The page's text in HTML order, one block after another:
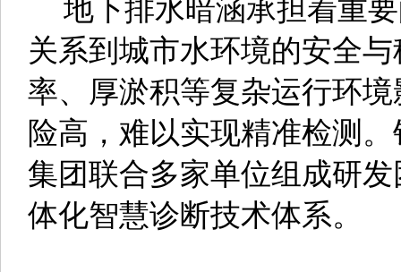
关系到城市水环境的安全
率、厚淤积等复杂运行环
险高，难以实现精准检测
集团联合多家单位组成研
体化智慧诊断技术体系。